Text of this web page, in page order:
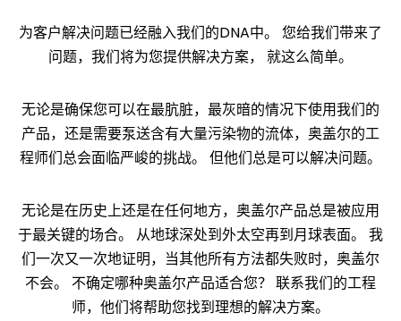
为客户解决问题已经融入我们的DNA中。 您给我们带来了
问题，我们将为您提供解决方案， 就这么简单。
无论是确保您可以在最肮脏，最灰暗的情况下使用我们的
产品，还是需要泵送含有大量污染物的流体，奥盖尔的工
程师们总会面临严峻的挑战。 但他们总是可以解决问题。
无论是在历史上还是在任何地方，奥盖尔产品总是被应用
于最关键的场合。 从地球深处到外太空再到月球表面。 我
们一次又一次地证明，当其他所有方法都失败时，奥盖尔
不会。 不确定哪种奥盖尔产品适合您？ 联系我们的工程
师，他们将帮助您找到理想的解决方案。